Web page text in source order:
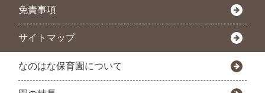
免責事項
サイトマップ
なのはな保育園について